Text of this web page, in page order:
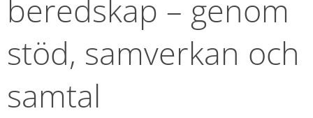
beredskap – genom
stöd, samverkan och
samtal